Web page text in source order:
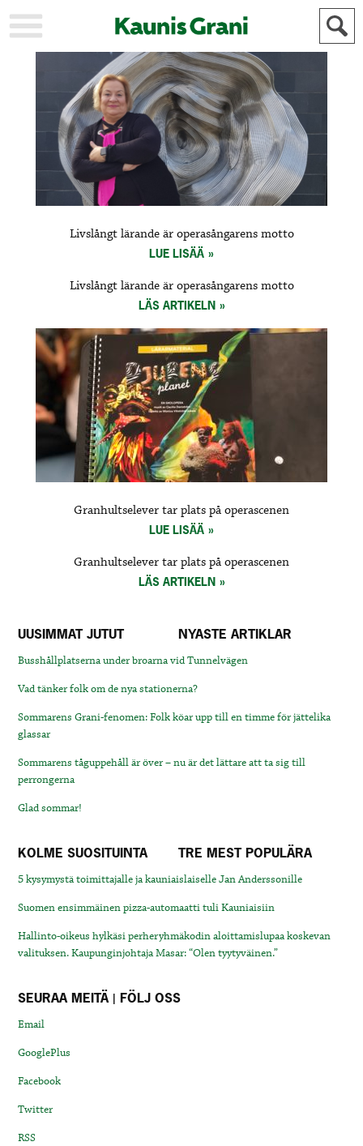
STADEN
AJANKOHTAISTA
AKTUELLT
URHEILU
IDROTT
KULTTUURI
KULTUR
HISTORIA
HISTORIA
YLEINEN
ALLMÄN
MAINOSTAJILLE
ANNONSÖRER
Livslångt lärande är operasångarens motto
LUE LISÄÄ
Livslångt lärande är operasångarens motto
LÄS ARTIKELN
Granhultselever tar plats på operascenen
LUE LISÄÄ
Granhultselever tar plats på operascenen
LÄS ARTIKELN
UUSIMMAT JUTUT NYASTE ARTIKLAR
Busshållplatserna under broarna vid Tunnelvägen
Vad tänker folk om de nya stationerna?
Sommarens Grani-fenomen: Folk köar upp till en timme för jättelika
glassar
Sommarens tåguppehåll är över – nu är det lättare att ta sig till
perrongerna
Glad sommar!
KOLME SUOSITUINTA TRE MEST POPULÄRA
5 kysymystä toimittajalle ja kauniaislaiselle Jan Anderssonille
Suomen ensimmäinen pizza-automaatti tuli Kauniaisiin
Hallinto-oikeus hylkäsi perheryhmäkodin aloittamislupaa koskevan
valituksen. Kaupunginjohtaja Masar: “Olen tyytyväinen.”
SEURAA MEITÄ | FÖLJ OSS
Email
GooglePlus
Facebook
Twitter
RSS